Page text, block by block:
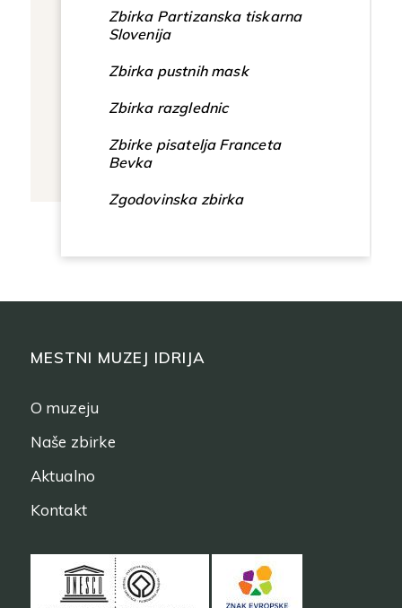
Zbirka Partizanska tiskarna
Slovenija
Zbirka pustnih mask
Zbirka razglednic
Zbirke pisatelja Franceta
Bevka
Zgodovinska zbirka
MESTNI MUZEJ IDRIJA
O muzeju
Naše zbirke
Aktualno
Kontakt